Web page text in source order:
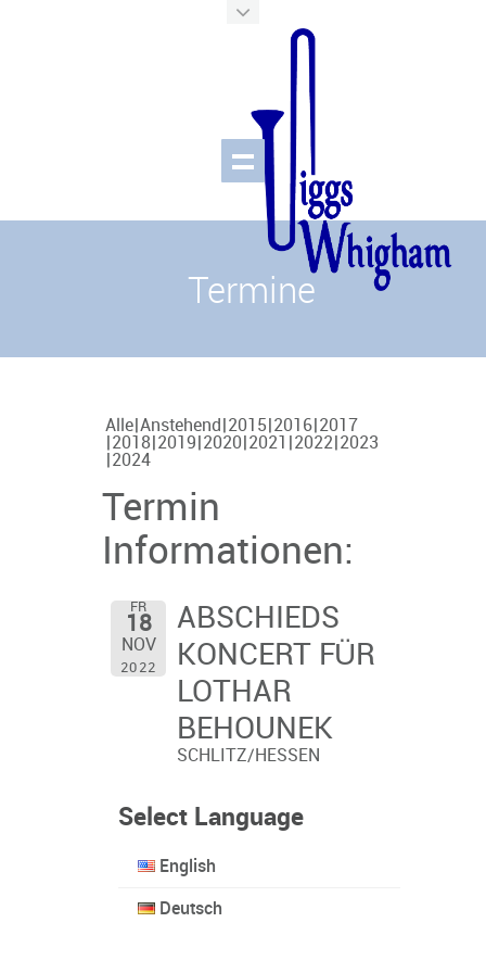
Termine
Alle Anstehend 2015 2016 2017
2018 2019 2020 2021 2022 2023
2024
Termin
Informationen:
FR
18
NOV
2022
ABSCHIEDS
KONCERT FÜR
LOTHAR
BEHOUNEK
SCHLITZ/HESSEN
Select Language
English
Deutsch